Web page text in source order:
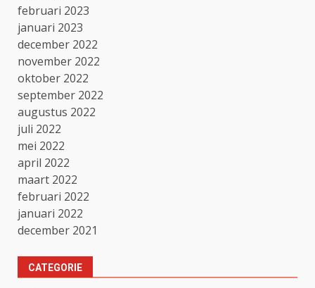
februari 2023
januari 2023
december 2022
november 2022
oktober 2022
september 2022
augustus 2022
juli 2022
mei 2022
april 2022
maart 2022
februari 2022
januari 2022
december 2021
CATEGORIE